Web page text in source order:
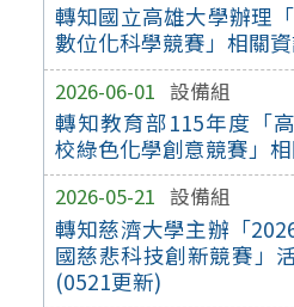
轉知國立高雄大學辦理
數位化科學競賽」相關資
2026-06-01 設備組
轉知教育部115年度「
校綠色化學創意競賽」相
2026-05-21 設備組
轉知慈濟大學主辦「
國慈悲科技創新競賽」
(0521更新)